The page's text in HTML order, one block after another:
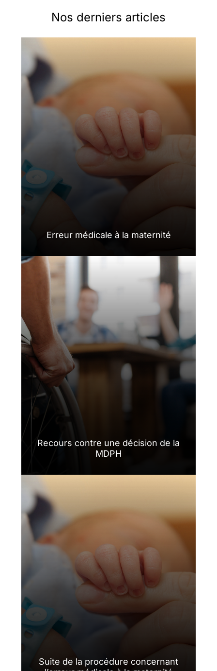
Nos derniers articles
Erreur médicale à la maternité
Recours contre une décision de la
MDPH
Suite de la procédure concernant